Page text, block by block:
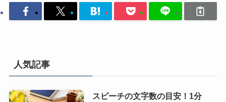
人気記事
スピーチの文字数の目安！1分